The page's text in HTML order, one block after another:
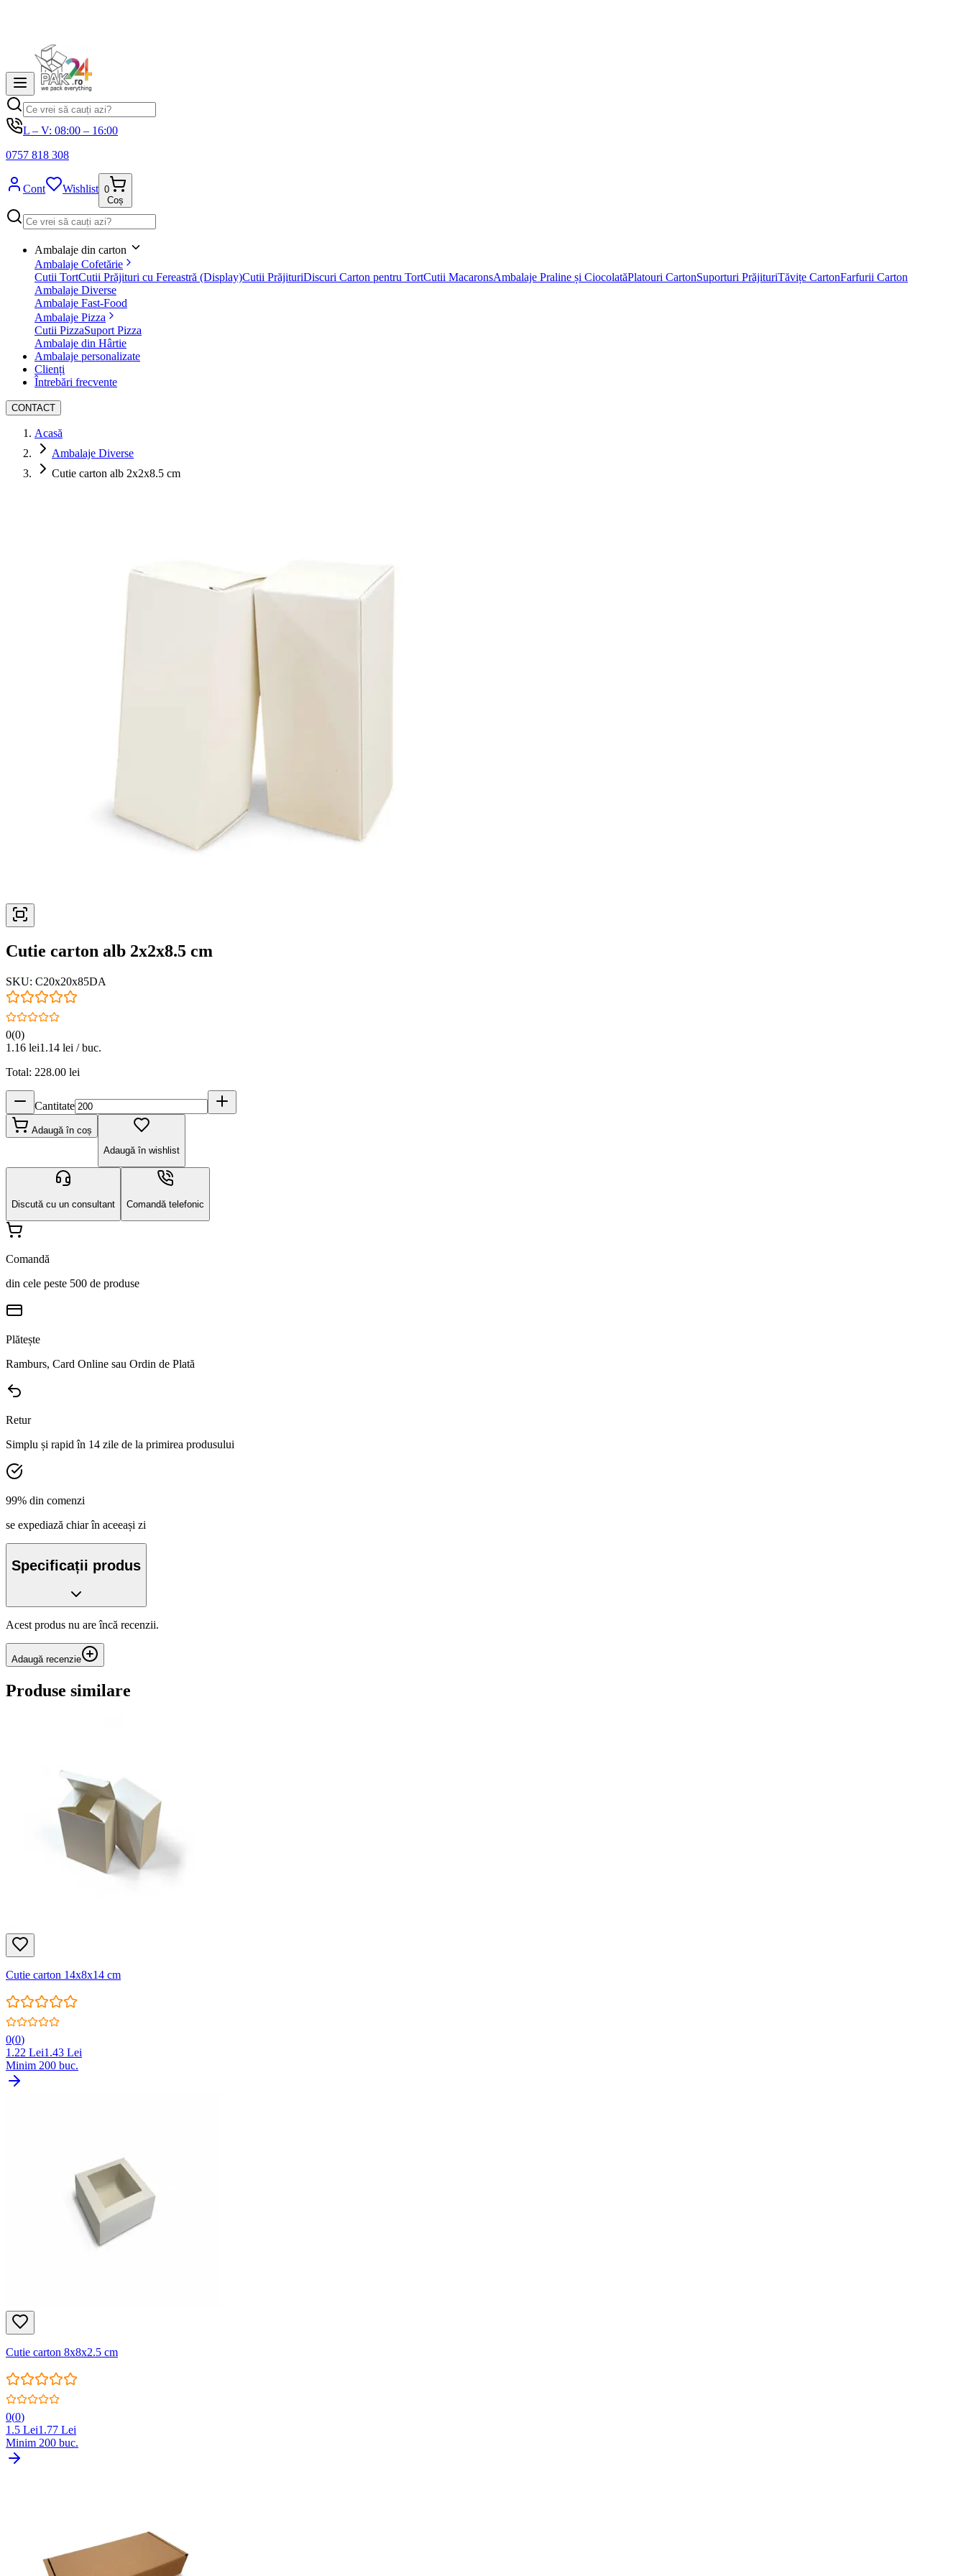
L – V: 08:00 – 16:00
0757 818 308
Cont Wishlist 0
Coș
Ambalaje din carton
Ambalaje Cofetărie
Cutii TortCutii Prăjituri cu Fereastră (Display)Cutii PrăjituriDiscuri Carton pentru TortCutii MacaronsAmbalaje Praline și CiocolatăPlatouri CartonSuporturi PrăjituriTăvițe CartonFarfurii Carton
Ambalaje Diverse
Ambalaje Fast-Food
Ambalaje Pizza
Cutii PizzaSuport Pizza
Ambalaje din Hârtie
Ambalaje personalizate
Clienți
Întrebări frecvente
CONTACT
Acasă
Ambalaje Diverse
Cutie carton alb 2x2x8.5 cm
Cutie carton alb 2x2x8.5 cm
SKU: C20x20x85DA
0(0)
1.16 lei1.14 lei / buc.
Total: 228.00 lei
Cantitate
Adaugă în coș
Adaugă în wishlist
Discută cu un consultant Comandă telefonic
Comandă
din cele peste 500 de produse
Plătește
Ramburs, Card Online sau Ordin de Plată
Retur
Simplu și rapid în 14 zile de la primirea produsului
99% din comenzi
se expediază chiar în aceeași zi
Specificații produs
Acest produs nu are încă recenzii.
Adaugă recenzie
Produse similare
Cutie carton 14x8x14 cm
0(0)
1.22 Lei1.43 Lei
Minim 200 buc.
Cutie carton 8x8x2.5 cm
0(0)
1.5 Lei1.77 Lei
Minim 200 buc.